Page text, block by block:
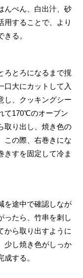
んぺん、白出汁、砂
用することで、より
る。
ろとろになるまで撹
口大にカットして入
し、クッキングシー
て170℃のオーブン
取り出し、焼き色の
この際、右巻きにな
きすを固定して冷ま
を途中で確認しなが
ったら、竹串を刺し
から取り出すように
少し焼き色がしっか
する。